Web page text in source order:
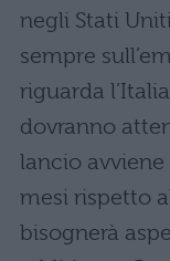
negli Stati
sempre
riguarda
dovranno
lancio
mesi rispetto
bisognerà